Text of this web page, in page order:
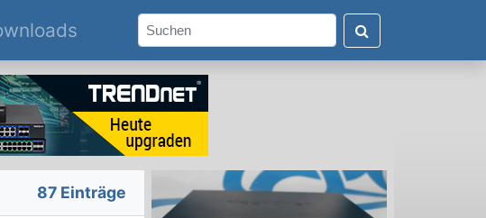
87 Einträge